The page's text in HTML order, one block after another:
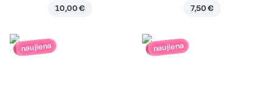
10,00 € 7,50 €
naujiena naujiena